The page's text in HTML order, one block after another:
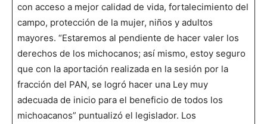
con acceso a mejor calidad de vida, fortalecimiento del
campo, protección de la mujer, niños y adultos
mayores. “Estaremos al pendiente de hacer valer los
derechos de los michocanos; así mismo, estoy seguro
que con la aportación realizada en la sesión por la
fracción del PAN, se logró hacer una Ley muy
adecuada de inicio para el beneficio de todos los
michoacanos” puntualizó el legislador. Los